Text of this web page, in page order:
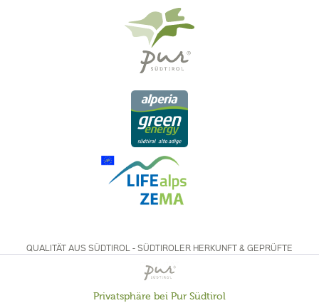
QUALITÄT AUS SÜDTIROL - SÜDTIROLER HERKUNFT & GEPRÜFTE
QUALITÄT
Aktiv
Privatsphäre bei Pur Südtirol